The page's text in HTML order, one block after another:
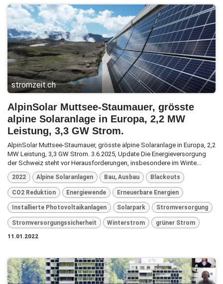
stromzeit.ch
AlpinSolar Muttsee-Staumauer, grösste
alpine Solaranlage in Europa, 2,2 MW
Leistung, 3,3 GW Strom.
AlpinSolar Muttsee-Staumauer, grösste alpine Solaranlage in Europa, 2,2
MW Leistung, 3,3 GW Strom. 3.6.2025, Update Die Energieversorgung
der Schweiz steht vor Herausforderungen, insbesondere im Winte...
2022 Alpine Solaranlagen Bau, Ausbau Blackouts
CO2 Reduktion Energiewende Erneuerbare Energien
Installierte Photovoltaikanlagen Solarpark Stromversorgung
Stromversorgungssicherheit Winterstrom
grüner Strom
11.01.2022